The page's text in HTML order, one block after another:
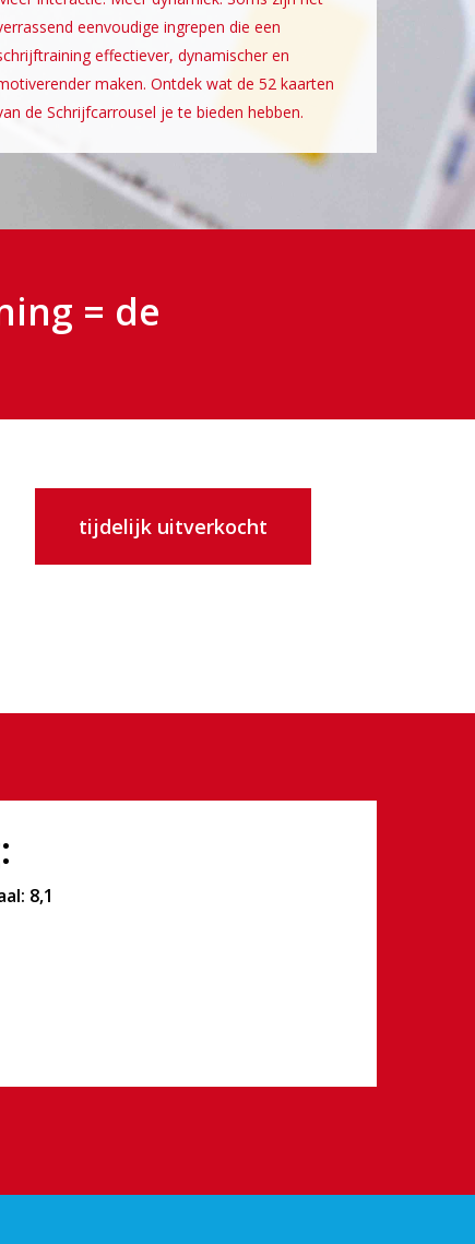
eenvoudige ingrepen die een
effectiever, dynamischer en
maken. Ontdek wat de 52 kaarten
de Schrijfcarrousel je te bieden hebben.
= de
tijdelijk uitverkocht
8,1